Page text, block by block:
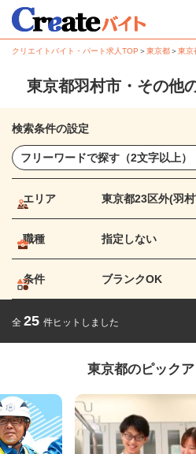
クリエイトバイト・パート求人TOP ＞東京都＞東京
東京都羽村市・その他
検索条件の設定
エリア 東京都23区外(羽
職種 指定しない
条件 ブランクOK
全 25 件ヒットしました
東京都のピック